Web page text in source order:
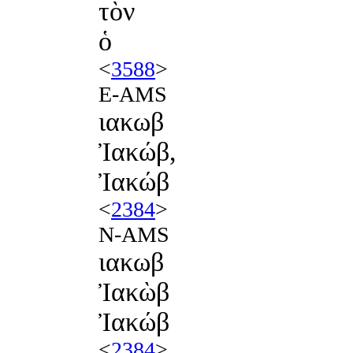
τὸν
ὁ
<3588>
E-AMS
ιακωβ
Ἰακώβ,
Ἰακώβ
<2384>
N-AMS
ιακωβ
Ἰακὼβ
Ἰακώβ